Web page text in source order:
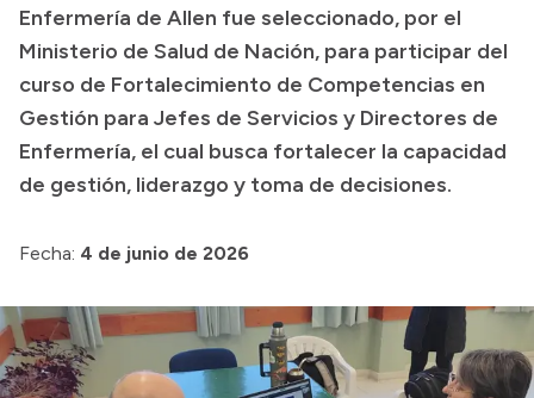
Compras y licitaciones
Consulta de expedientes
Consulta de pago a proveedores
Convocatorias
Intranet
Login
Enfermería de Allen fue seleccionado, por el
Ministerio de Salud de Nación, para participar del
curso de Fortalecimiento de Competencias en
Gestión para Jefes de Servicios y Directores de
Enfermería, el cual busca fortalecer la capacidad
de gestión, liderazgo y toma de decisiones.
Fecha: 4 de junio de 2026